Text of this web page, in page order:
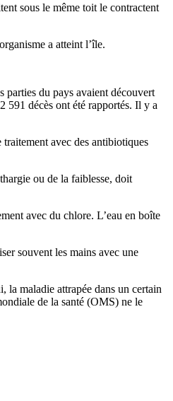
sous le même toit le contractent
a atteint l’île.
parties du pays avaient découvert
591 décès ont été rapportés. Il y a
avec des antibiotiques
ou de la faiblesse, doit
avec du chlore. L’eau en boîte
souvent les mains avec une
la maladie attrapée dans un certain
de la santé (OMS) ne le